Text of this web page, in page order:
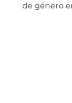
de género